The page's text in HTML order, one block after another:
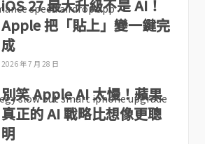
iOS 27 最大升級不是 AI！
Apple 把「貼上」變一鍵完
成
2026 年 7 月 28 日
別笑 Apple AI 太慢！蘋果
真正的 AI 戰略比想像更聰
明